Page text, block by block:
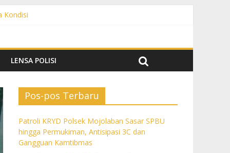
Kondisi
Gangguan Kamtibmas
Kamtibmas
LENSA POLISI
Pos-pos Terbaru
Patroli KRYD Polsek Mojolaban Sasar SPBU
hingga Permukiman, Antisipasi 3C dan
Gangguan Kamtibmas